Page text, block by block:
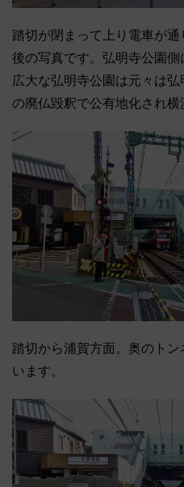
踏切が閉まって上り電車が
後の写真です。弘明寺公園側
広大な弘明寺公園は元々は
の廃仏毀釈で公有地化され横
踏切から浦賀方面。奥のト
います。